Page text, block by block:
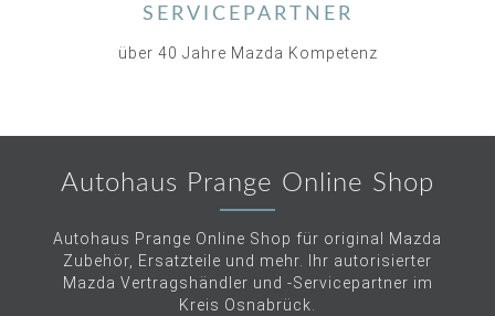
SERVICEPARTNER
über 40 Jahre Mazda Kompetenz
Autohaus Prange Online Shop
Autohaus Prange Online Shop für original Mazda
Zubehör, Ersatzteile und mehr. Ihr autorisierter
Mazda Vertragshändler und -Servicepartner im
Kreis Osnabrück.